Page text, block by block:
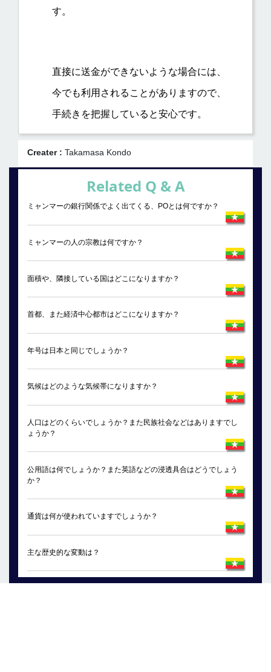
す。
直接に送金ができないような場合には、
今でも利用されることがありますので、
手続きを把握していると安心です。
Creater : Takamasa Kondo
Related Q & A
ミャンマーの銀行関係でよく出てくる、POとは何ですか？
ミャンマーの人の宗教は何ですか？
面積や、隣接している国はどこになりますか？
首都、また経済中心都市はどこになりますか？
年号は日本と同じでしょうか？
気候はどのような気候帯になりますか？
人口はどのくらいでしょうか？また民族社会などはありますでし
ょうか？
公用語は何でしょうか？また英語などの浸透具合はどうでしょう
か？
通貨は何が使われていますでしょうか？
主な歴史的な変動は？